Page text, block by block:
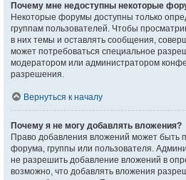
Почему мне недоступны некоторые
Некоторые форумы доступны только
группам пользователей. Чтобы
в них темы и оставлять сообщения,
может потребоваться специальное
модератором или администратором
разрешения.
Вернуться к началу
Почему я не могу добавлять вложения?
Право добавления вложений может быть
форума, группы или пользователя.
не разрешить добавление вложений в
возможно, что добавлять вложения